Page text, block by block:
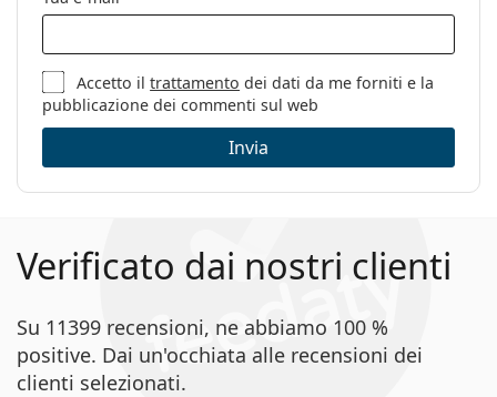
Accetto iltrattamento dei dati da me forniti e la
pubblicazione dei commenti sul web
Invia
Verificato dai nostri clienti
Su 11399 recensioni, ne abbiamo 100 %
positive. Dai un'occhiata alle recensioni dei
clienti selezionati.